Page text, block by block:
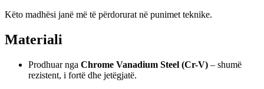
Këto madhësi janë më të përdorurat në punimet teknike.
Materiali
Prodhuar nga Chrome Vanadium Steel (Cr-V) – shumë
rezistent, i fortë dhe jetëgjatë.